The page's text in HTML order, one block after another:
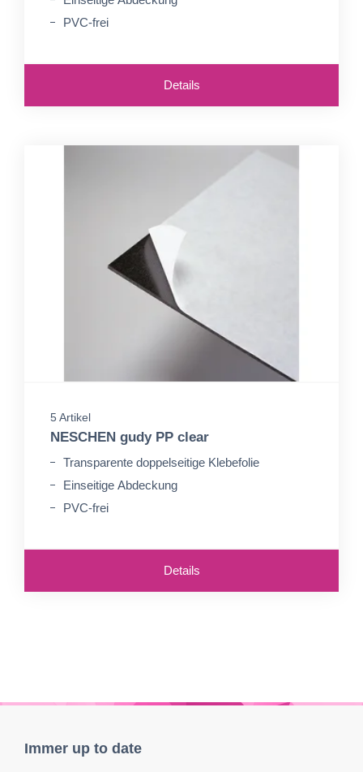
PVC-frei
Details
5 Artikel
NESCHEN gudy PP clear
Transparente doppelseitige Klebefolie
Einseitige Abdeckung
PVC-frei
Details
Immer up to date